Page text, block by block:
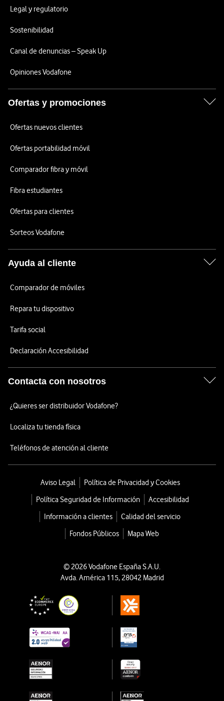
Legal y regulatorio
Sostenibilidad
Canal de denuncias – Speak Up
Opiniones Vodafone
Ofertas y promociones
Ofertas nuevos clientes
Ofertas portabilidad móvil
Comparador fibra y móvil
Fibra estudiantes
Ofertas para clientes
Sorteos Vodafone
Ayuda al cliente
Comparador de móviles
Repara tu dispositivo
Tarifa social
Declaración Accesibilidad
Contacta con nosotros
¿Quieres ser distribuidor Vodafone?
Localiza tu tienda física
Teléfonos de atención al cliente
Aviso Legal
Política de Privacidad y Cookies
Política Seguridad de Información
Accesibilidad
Información a clientes
Calidad del servicio
Fondos Públicos
Mapa Web
© 2026 Vodafone España S.A.U.
Avda. América 115, 28042 Madrid